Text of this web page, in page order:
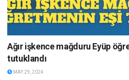
Ağır işkence mağduru Eyüp
tutuklandı
MAY 29, 2024